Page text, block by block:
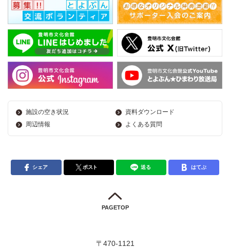
施設の空き状況
資料ダウンロード
周辺情報
よくある質問
シェア ポスト 送る はてぶ
PAGETOP
〒470-1121